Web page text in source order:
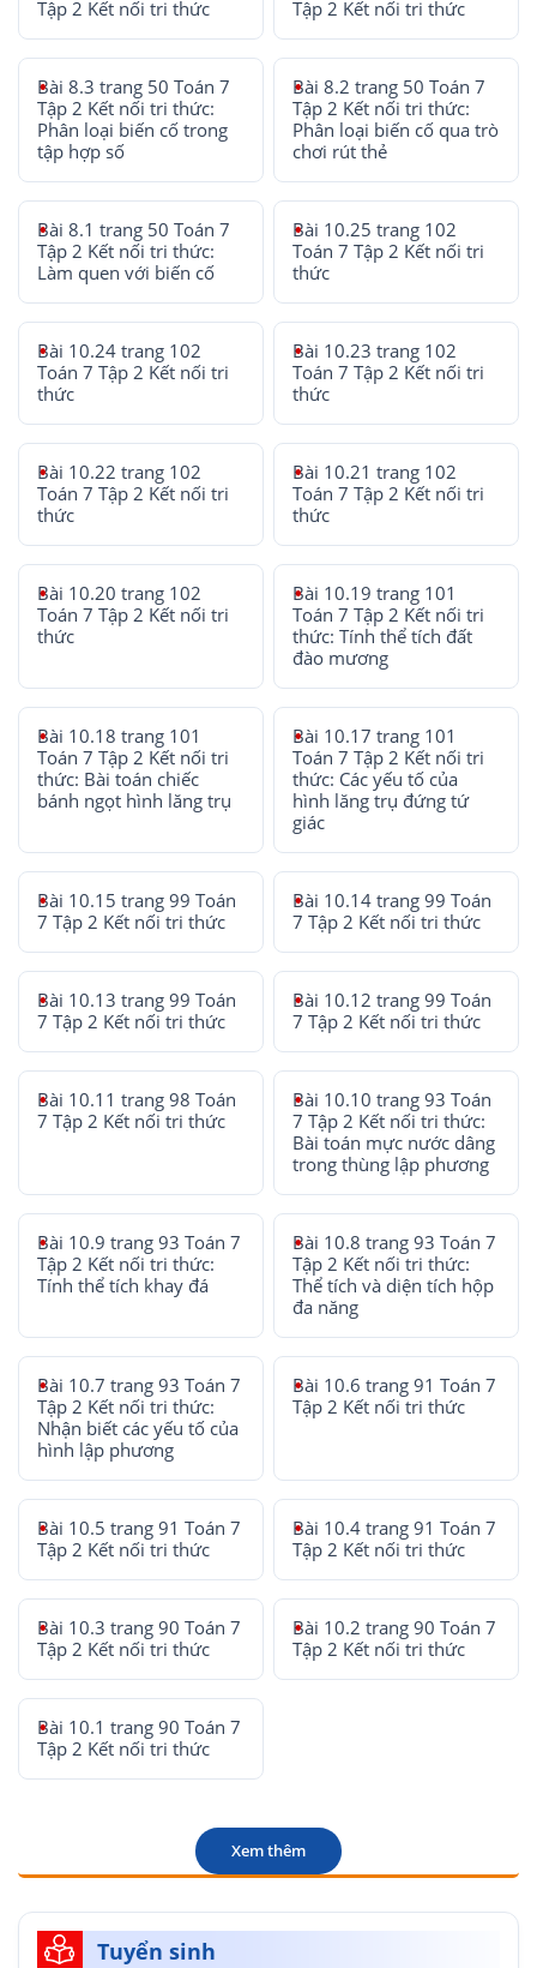
Tập 2 Kết nối tri thức Tập 2 Kết nối tri thức
Bài 8.3 trang 50 Toán 7
Tập 2 Kết nối tri thức:
Phân loại biến cố trong
tập hợp số
Bài 8.2 trang 50 Toán 7
Tập 2 Kết nối tri thức:
Phân loại biến cố qua trò
chơi rút thẻ
Bài 8.1 trang 50 Toán 7
Tập 2 Kết nối tri thức:
Làm quen với biến cố
Bài 10.25 trang 102
Toán 7 Tập 2 Kết nối tri
thức
Bài 10.24 trang 102
Toán 7 Tập 2 Kết nối tri
thức
Bài 10.23 trang 102
Toán 7 Tập 2 Kết nối tri
thức
Bài 10.22 trang 102
Toán 7 Tập 2 Kết nối tri
thức
Bài 10.21 trang 102
Toán 7 Tập 2 Kết nối tri
thức
Bài 10.20 trang 102
Toán 7 Tập 2 Kết nối tri
thức
Bài 10.19 trang 101
Toán 7 Tập 2 Kết nối tri
thức: Tính thể tích đất
đào mương
Bài 10.18 trang 101
Toán 7 Tập 2 Kết nối tri
thức: Bài toán chiếc
bánh ngọt hình lăng trụ
Bài 10.17 trang 101
Toán 7 Tập 2 Kết nối tri
thức: Các yếu tố của
hình lăng trụ đứng tứ
giác
Bài 10.15 trang 99 Toán
7 Tập 2 Kết nối tri thức
Bài 10.14 trang 99 Toán
7 Tập 2 Kết nối tri thức
Bài 10.13 trang 99 Toán
7 Tập 2 Kết nối tri thức
Bài 10.12 trang 99 Toán
7 Tập 2 Kết nối tri thức
Bài 10.11 trang 98 Toán
7 Tập 2 Kết nối tri thức
Bài 10.10 trang 93 Toán
7 Tập 2 Kết nối tri thức:
Bài toán mực nước dâng
trong thùng lập phương
Bài 10.9 trang 93 Toán 7
Tập 2 Kết nối tri thức:
Tính thể tích khay đá
Bài 10.8 trang 93 Toán 7
Tập 2 Kết nối tri thức:
Thể tích và diện tích hộp
đa năng
Bài 10.7 trang 93 Toán 7
Tập 2 Kết nối tri thức:
Nhận biết các yếu tố của
hình lập phương
Bài 10.6 trang 91 Toán 7
Tập 2 Kết nối tri thức
Bài 10.5 trang 91 Toán 7
Tập 2 Kết nối tri thức
Bài 10.4 trang 91 Toán 7
Tập 2 Kết nối tri thức
Bài 10.3 trang 90 Toán 7
Tập 2 Kết nối tri thức
Bài 10.2 trang 90 Toán 7
Tập 2 Kết nối tri thức
Bài 10.1 trang 90 Toán 7
Tập 2 Kết nối tri thức
Xem thêm
Tuyển sinh